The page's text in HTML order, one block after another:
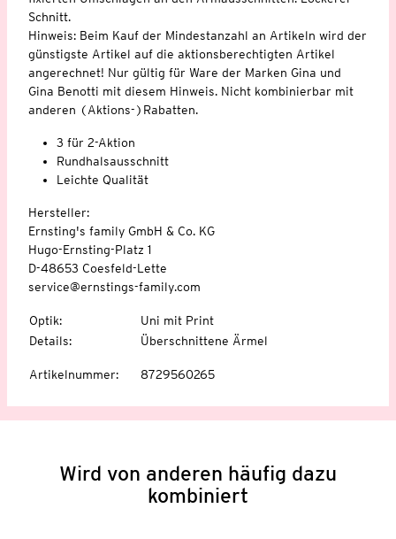
Schnitt.
Hinweis: Beim Kauf der Mindestanzahl an Artikeln wird der
günstigste Artikel auf die aktionsberechtigten Artikel
angerechnet! Nur gültig für Ware der Marken Gina und
Gina Benotti mit diesem Hinweis. Nicht kombinierbar mit
anderen (Aktions-)Rabatten.
3 für 2-Aktion
Rundhalsausschnitt
Leichte Qualität
Hersteller:
Ernsting's family GmbH & Co. KG
Hugo-Ernsting-Platz 1
D-48653 Coesfeld-Lette
service@ernstings-family.com
Optik:
Uni mit Print
Details: Überschnittene Ärmel
Artikelnummer: 8729560265
Wird von anderen häufig dazu
kombiniert